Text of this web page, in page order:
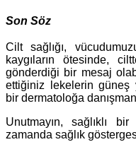
Son Söz
Cilt sağlığı,
kaygıların ötesinde,
gönderdiği bir mesaj
ettiğiniz lekelerin güneş
bir dermatoloğa
Unutmayın, sağlıklı
zamanda sağlık